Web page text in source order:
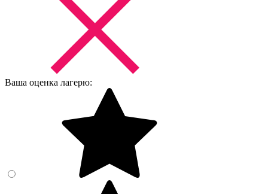
Ваша оценка лагерю: